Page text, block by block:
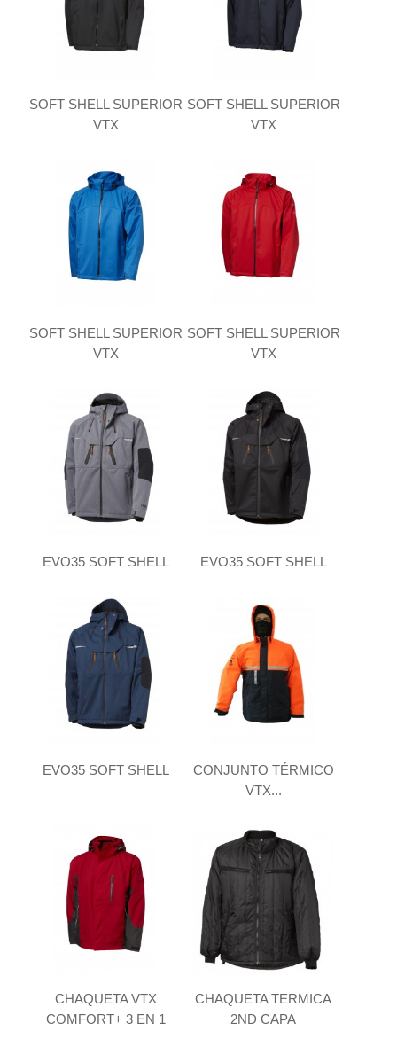
SOFT SHELL SUPERIOR
VTX
SOFT SHELL SUPERIOR
VTX
SOFT SHELL SUPERIOR
VTX
SOFT SHELL SUPERIOR
VTX
EVO35 SOFT SHELL EVO35 SOFT SHELL
EVO35 SOFT SHELL
CONJUNTO TÉRMICO
VTX...
CHAQUETA VTX
COMFORT+ 3 EN 1
CHAQUETA TERMICA
2ND CAPA